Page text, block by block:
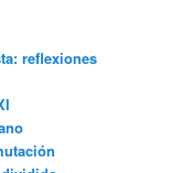
reflexiones